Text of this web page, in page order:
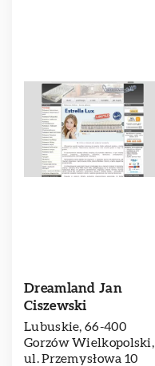
Dreamland Jan
Ciszewski
Lubuskie, 66-400
Gorzów Wielkopolski,
ul. Przemysłowa 10